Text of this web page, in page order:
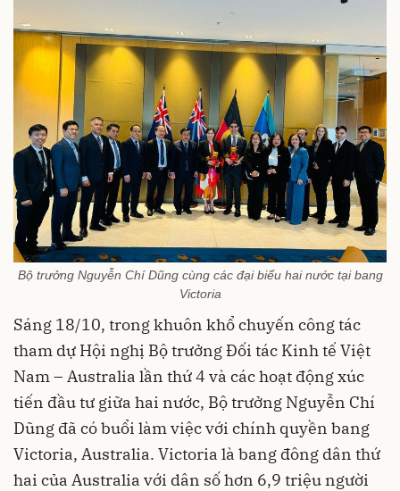
Bộ trưởng Nguyễn Chí Dũng cùng các đại biểu hai nước tại bang
Victoria
Sáng 18/10, trong khuôn khổ chuyến công tác
tham dự Hội nghị Bộ trưởng Đối tác Kinh tế Việt
Nam – Australia lần thứ 4 và các hoạt động xúc
tiến đầu tư giữa hai nước, Bộ trưởng Nguyễn Chí
Dũng đã có buổi làm việc với chính quyền bang
Victoria, Australia. Victoria là bang đông dân thứ
hai của Australia với dân số hơn 6,9 triệu người